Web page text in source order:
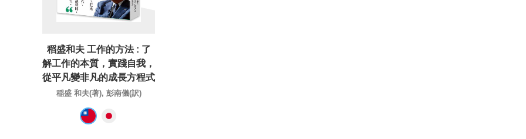
稻盛和夫 工作的方法 : 了
解工作的本質，實踐自我，
從平凡變非凡的成長方程式
稲盛 和夫(著), 彭南儀(訳)